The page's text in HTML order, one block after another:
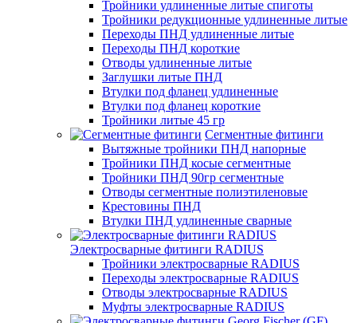
Тройники удлиненные литые спиготы
Тройники редукционные удлиненные литые
Переходы ПНД удлиненные литые
Переходы ПНД короткие
Отводы удлиненные литые
Заглушки литые ПНД
Втулки под фланец удлиненные
Втулки под фланец короткие
Тройники литые 45 гр
Сегментные фитинги
Вытяжные тройники ПНД напорные
Тройники ПНД косые сегментные
Тройники ПНД 90гр сегментные
Отводы сегментные полиэтиленовые
Крестовины ПНД
Втулки ПНД удлиненные сварные
Электросварные фитинги RADIUS
Тройники электросварные RADIUS
Переходы электросварные RADIUS
Отводы электросварные RADIUS
Муфты электросварные RADIUS